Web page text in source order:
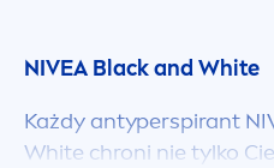
NIVEA BlackandWhite
Każdy antyperspirant
White chroni nie tylko